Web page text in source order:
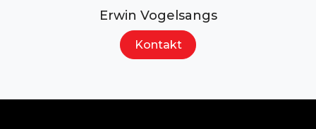
Erwin Vogelsangs
Kontakt